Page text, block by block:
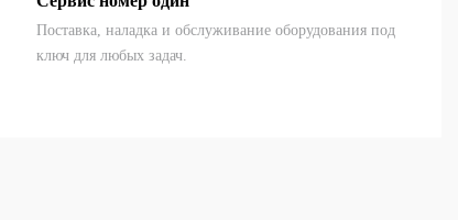
Поставка, наладка и обслуживание оборудования под
ключ для любых задач.